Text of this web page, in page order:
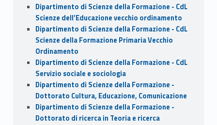
Dipartimento di Scienze della Formazione - CdL
Scienze dell’Educazione vecchio ordinamento
Dipartimento di Scienze della Formazione - CdL
Scienze della Formazione Primaria Vecchio
Ordinamento
Dipartimento di Scienze della Formazione - CdL
Servizio sociale e sociologia
Dipartimento di Scienze della Formazione -
Dottorato Cultura, Educazione, Comunicazione
Dipartimento di Scienze della Formazione -
Dottorato di ricerca in Teoria e ricerca